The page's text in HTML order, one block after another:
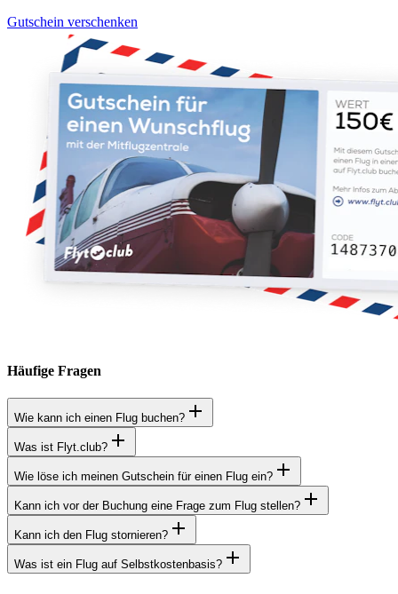
Gutschein verschenken
Häufige Fragen
Wie kann ich einen Flug buchen?
Was ist Flyt.club?
Wie löse ich meinen Gutschein für einen Flug ein?
Kann ich vor der Buchung eine Frage zum Flug stellen?
Kann ich den Flug stornieren?
Was ist ein Flug auf Selbstkostenbasis?